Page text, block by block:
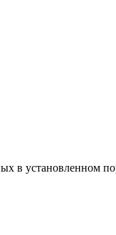
в установленном